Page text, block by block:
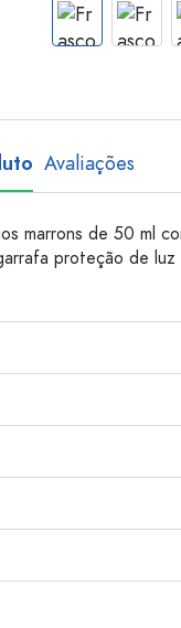
Garrafas de plastico
Avaliações
marrons de 50 ml
proteção de